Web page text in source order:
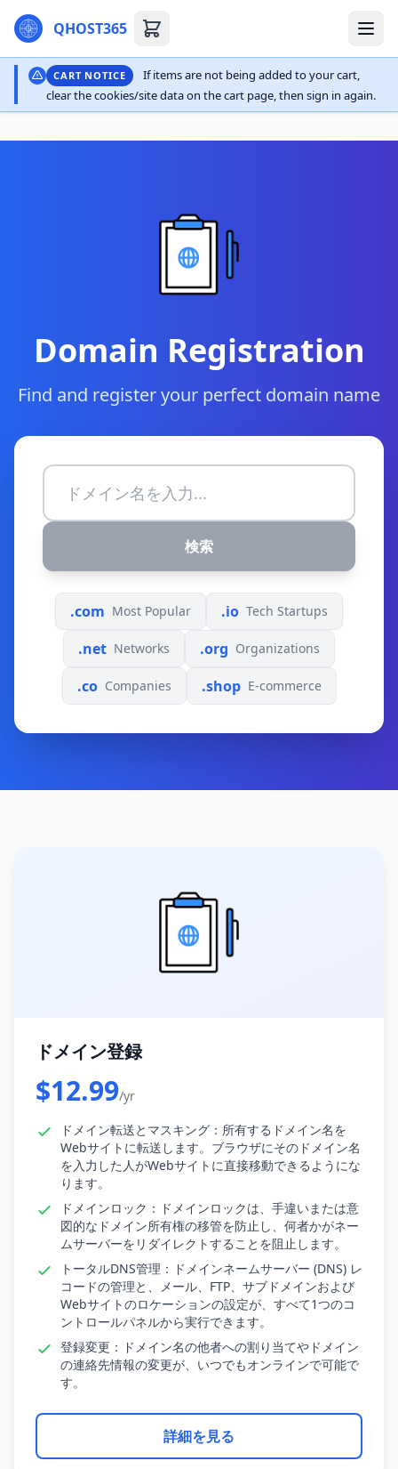
QHOST365
CART NOTICE
If items are not being added to your cart,
clear the cookies/site data on the cart page, then sign in again.
Domain Registration
Find and register your perfect domain name
検索
.com Most Popular .io Tech Startups
.net Networks .org Organizations
.co Companies .shop E-commerce
ドメイン登録
$12.99/yr
ドメイン転送とマスキング：所有するドメイン名を
Webサイトに転送します。ブラウザにそのドメイン名
を入力した人がWebサイトに直接移動できるようにな
ります。
ドメインロック：ドメインロックは、手違いまたは意
図的なドメイン所有権の移管を防止し、何者かがネー
ムサーバーをリダイレクトすることを阻止します。
トータルDNS管理：ドメインネームサーバー (DNS) レ
コードの管理と、メール、FTP、サブドメインおよび
Webサイトのロケーションの設定が、すべて1つのコ
ントロールパネルから実行できます。
登録変更：ドメイン名の他者への割り当てやドメイン
の連絡先情報の変更が、いつでもオンラインで可能で
す。
詳細を見る